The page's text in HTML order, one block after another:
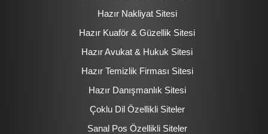
Hazır Nakliyat Sitesi
Hazır Kuaför & Güzellik Sitesi
Hazır Avukat & Hukuk Sitesi
Hazır Temizlik Firması Sitesi
Hazır Danışmanlık Sitesi
Çoklu Dil Özellikli Siteler
Sanal Pos Özellikli Siteler